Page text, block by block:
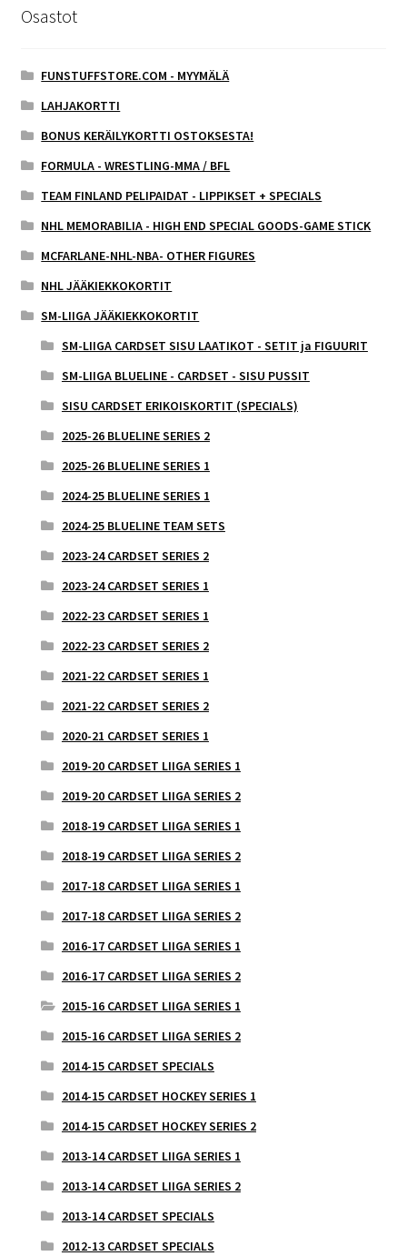
Osastot
FUNSTUFFSTORE.COM - MYYMÄLÄ
LAHJAKORTTI
BONUS KERÄILYKORTTI OSTOKSESTA!
FORMULA - WRESTLING-MMA / BFL
TEAM FINLAND PELIPAIDAT - LIPPIKSET + SPECIALS
NHL MEMORABILIA - HIGH END SPECIAL GOODS-GAME STICK
MCFARLANE-NHL-NBA- OTHER FIGURES
NHL JÄÄKIEKKOKORTIT
SM-LIIGA JÄÄKIEKKOKORTIT
SM-LIIGA CARDSET SISU LAATIKOT - SETIT ja FIGUURIT
SM-LIIGA BLUELINE - CARDSET - SISU PUSSIT
SISU CARDSET ERIKOISKORTIT (SPECIALS)
2025-26 BLUELINE SERIES 2
2025-26 BLUELINE SERIES 1
2024-25 BLUELINE SERIES 1
2024-25 BLUELINE TEAM SETS
2023-24 CARDSET SERIES 2
2023-24 CARDSET SERIES 1
2022-23 CARDSET SERIES 1
2022-23 CARDSET SERIES 2
2021-22 CARDSET SERIES 1
2021-22 CARDSET SERIES 2
2020-21 CARDSET SERIES 1
2019-20 CARDSET LIIGA SERIES 1
2019-20 CARDSET LIIGA SERIES 2
2018-19 CARDSET LIIGA SERIES 1
2018-19 CARDSET LIIGA SERIES 2
2017-18 CARDSET LIIGA SERIES 1
2017-18 CARDSET LIIGA SERIES 2
2016-17 CARDSET LIIGA SERIES 1
2016-17 CARDSET LIIGA SERIES 2
2015-16 CARDSET LIIGA SERIES 1
2015-16 CARDSET LIIGA SERIES 2
2014-15 CARDSET SPECIALS
2014-15 CARDSET HOCKEY SERIES 1
2014-15 CARDSET HOCKEY SERIES 2
2013-14 CARDSET LIIGA SERIES 1
2013-14 CARDSET LIIGA SERIES 2
2013-14 CARDSET SPECIALS
2012-13 CARDSET SPECIALS